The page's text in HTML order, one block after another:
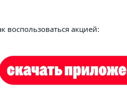
Как воспользоваться акцией: